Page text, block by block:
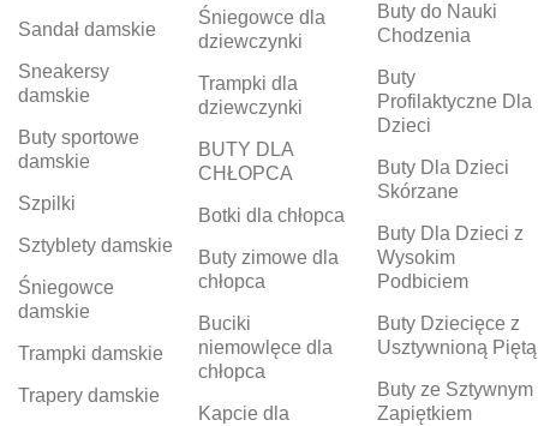
Sandał damskie
Sneakersy
damskie
Buty sportowe
damskie
Szpilki
Sztyblety damskie
Śniegowce
damskie
Trampki damskie
Trapery damskie
Śniegowce dla
dziewczynki
Trampki dla
dziewczynki
BUTY DLA
CHŁOPCA
Botki dla chłopca
Buty zimowe dla
chłopca
Buciki
niemowlęce dla
chłopca
Kapcie dla
Buty do Nauki
Chodzenia
Buty
Profilaktyczne Dla
Dzieci
Buty Dla Dzieci
Skórzane
Buty Dla Dzieci z
Wysokim
Podbiciem
Buty Dziecięce z
Usztywnioną Piętą
Buty ze Sztywnym
Zapiętkiem